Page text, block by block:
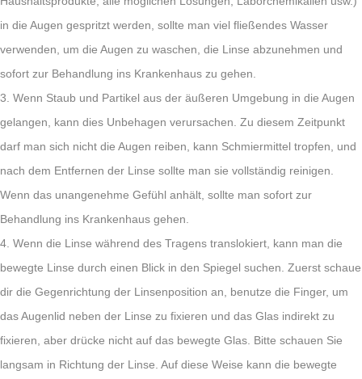
in die Augen gespritzt werden, sollte man viel fließendes Wasser
verwenden, um die Augen zu waschen, die Linse abzunehmen und
sofort zur Behandlung ins Krankenhaus zu gehen.
3. Wenn Staub und Partikel aus der äußeren Umgebung in die Augen
gelangen, kann dies Unbehagen verursachen. Zu diesem Zeitpunkt
darf man sich nicht die Augen reiben, kann Schmiermittel tropfen, und
nach dem Entfernen der Linse sollte man sie vollständig reinigen.
Wenn das unangenehme Gefühl anhält, sollte man sofort zur
Behandlung ins Krankenhaus gehen.
4. Wenn die Linse während des Tragens translokiert, kann man die
bewegte Linse durch einen Blick in den Spiegel suchen. Zuerst schaue
dir die Gegenrichtung der Linsenposition an, benutze die Finger, um
das Augenlid neben der Linse zu fixieren und das Glas indirekt zu
fixieren, aber drücke nicht auf das bewegte Glas. Bitte schauen Sie
langsam in Richtung der Linse. Auf diese Weise kann die bewegte